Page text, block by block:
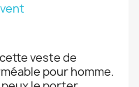
veste de
pour homme.